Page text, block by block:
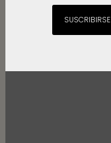
SUSCRIBIRSE